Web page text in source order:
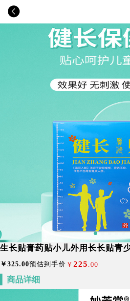
生长贴膏药贴小儿外用长长贴青
￥325.00预估到手价 ￥ 225 .00
商品详细